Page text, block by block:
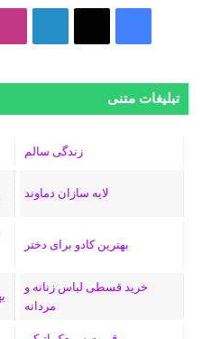
تبلیغات متنی
زندگی سالم
لایه سازان دماوند
بهترین کادو برای دختر
خرید قسطی لباس زنانه و
مردانه